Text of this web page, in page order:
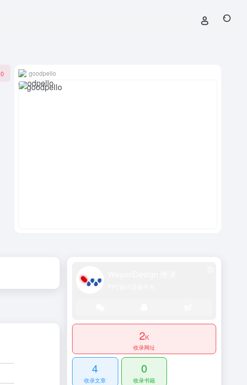
0 goodpello
2K
收录网址
4
收录文章
0
收录书籍